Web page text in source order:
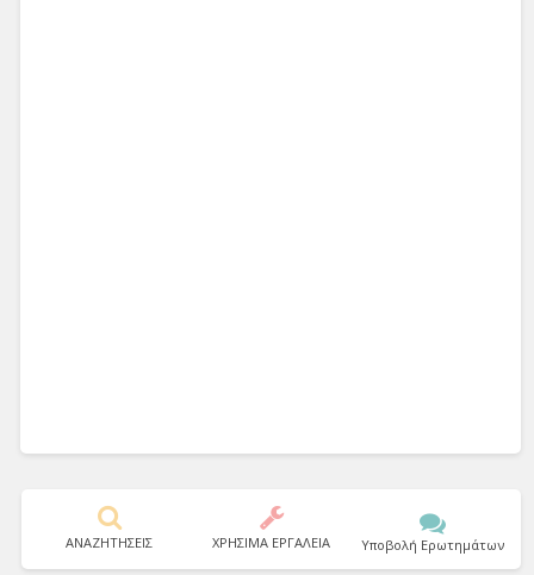
ΑΝΑΖΗΤΗΣΕΙΣ ΧΡΗΣΙΜΑ ΕΡΓΑΛΕΙΑ Υποβολή Ερωτημάτων